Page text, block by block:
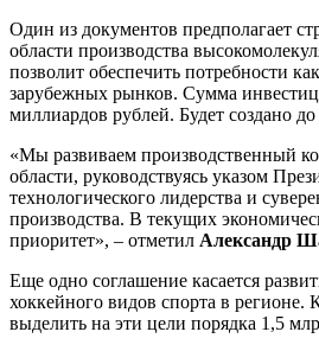
Один из документов предполагает
области производства
позволит обеспечить потребности
зарубежных рынков. Сумма
миллиардов рублей. Будет создано
«Мы развиваем производственный
области, руководствуясь указом
технологического лидерства и
производства. В текущих
приоритет», – отметил Александр
Еще одно соглашение касается
хоккейного видов спорта в регионе.
выделить на эти цели порядка 1,5